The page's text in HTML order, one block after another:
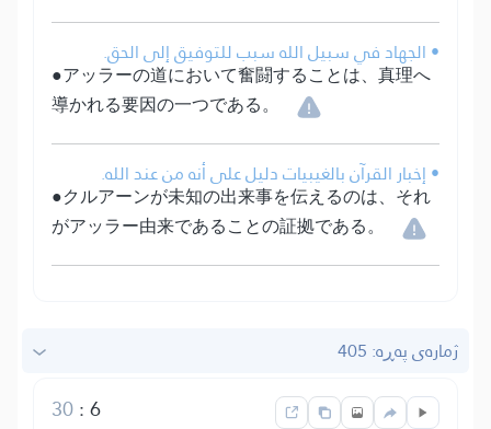
• الجهاد في سبيل الله سبب للتوفيق إلى الحق.
●アッラーの道において奮闘することは、真理へ
導かれる要因の一つである。
• إخبار القرآن بالغيبيات دليل على أنه من عند الله.
●クルアーンが未知の出来事を伝えるのは、それ
がアッラー由来であることの証拠である。
ژمارەی پەڕە: 405
6
:
30